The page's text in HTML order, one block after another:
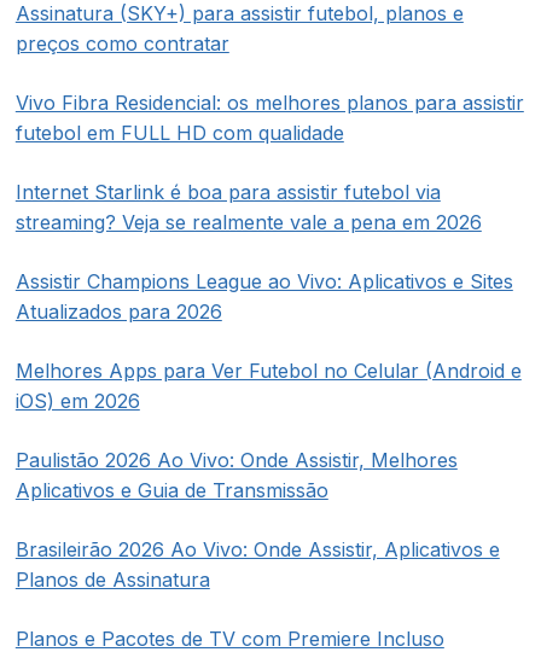
Assinatura (SKY+) para assistir futebol, planos e
preços como contratar
Vivo Fibra Residencial: os melhores planos para assistir
futebol em FULL HD com qualidade
Internet Starlink é boa para assistir futebol via
streaming? Veja se realmente vale a pena em 2026
Assistir Champions League ao Vivo: Aplicativos e Sites
Atualizados para 2026
Melhores Apps para Ver Futebol no Celular (Android e
iOS) em 2026
Paulistão 2026 Ao Vivo: Onde Assistir, Melhores
Aplicativos e Guia de Transmissão
Brasileirão 2026 Ao Vivo: Onde Assistir, Aplicativos e
Planos de Assinatura
Planos e Pacotes de TV com Premiere Incluso